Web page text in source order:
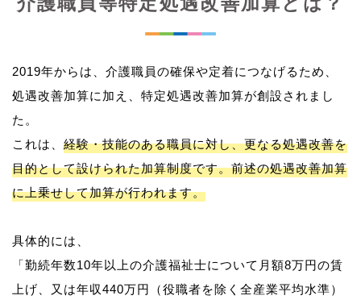
2019年からは、介護職員の確保や定着につなげるため、
処遇改善加算に加え、特定処遇改善加算が創設されまし
た。
これは、 経験・技能のある職員に対し、更なる処遇改善を
目的として設けられた加算制度です。前述の処遇改善加算
に上乗せして加算が行われます。
具体的には、
「勤続年数10年以上の介護福祉士について月額8万円の賃
上げ、又は年収440万円（役職者を除く全産業平均水準）